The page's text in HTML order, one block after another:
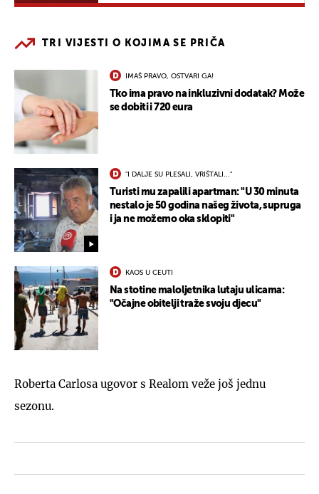
TRI VIJESTI O KOJIMA SE PRIČA
IMAŠ PRAVO, OSTVARI GA!
Tko ima pravo na inkluzivni dodatak? Može
se dobiti i 720 eura
"I DALJE SU PLESALI, VRIŠTALI..."
Turisti mu zapalili apartman: "U 30 minuta
nestalo je 50 godina našeg života, supruga
i ja ne možemo oka sklopiti"
KAOS U CEUTI
Na stotine maloljetnika lutaju ulicama:
"Očajne obitelji traže svoju djecu"
Roberta Carlosa ugovor s Realom veže još jednu
sezonu.